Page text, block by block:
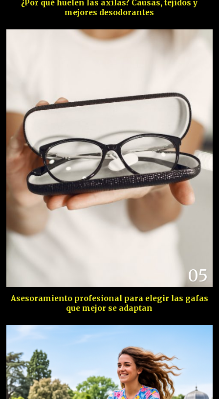
¿Por qué huelen las axilas? Causas, tejidos y
mejores desodorantes
05
Asesoramiento profesional para elegir las gafas
que mejor se adaptan